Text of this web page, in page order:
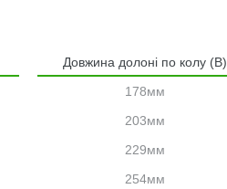
Довжина долоні по колу (В)
178мм
203мм
229мм
254мм